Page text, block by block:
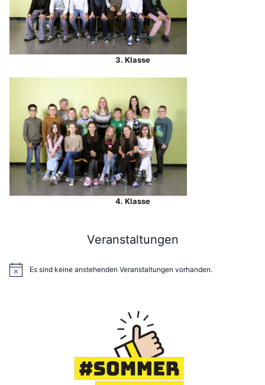
3. Klasse
4. Klasse
Veranstaltungen
Es sind keine anstehenden Veranstaltungen vorhanden.